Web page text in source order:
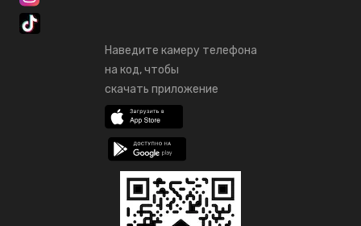
Наведите камеру телефона
на код, чтобы
скачать приложение